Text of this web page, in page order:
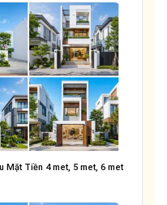
Mặt Tiền 4 met, 5 met, 6 met